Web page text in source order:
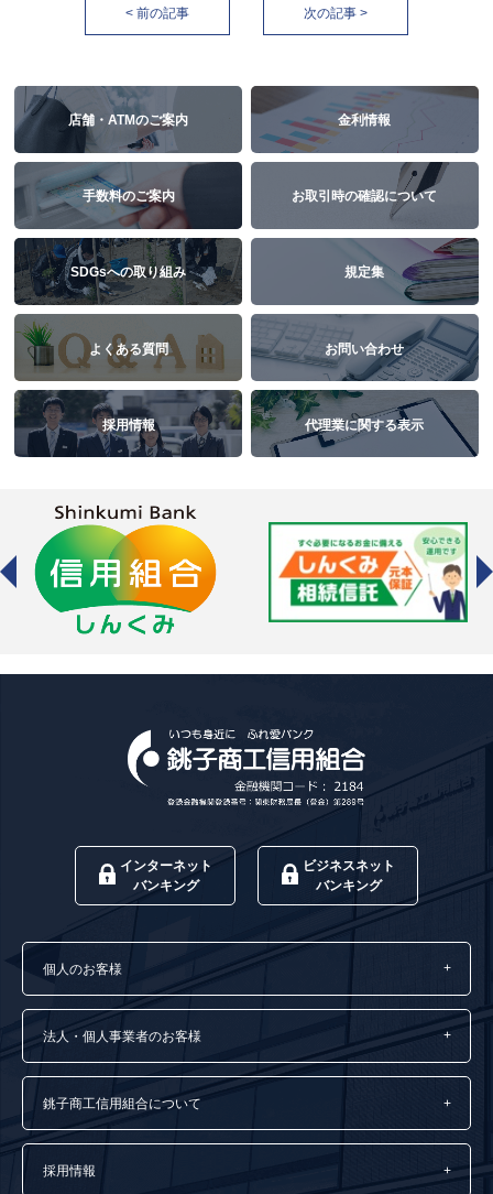
< 前の記事 次の記事 >
店舗・ATMのご案内 金利情報
手数料のご案内 お取引時の確認について
SDGsへの取り組み 規定集
よくある質問 お問い合わせ
採用情報 代理業に関する表示
インターネット
バンキング
ビジネスネット
バンキング
個人のお客様
法人・個人事業者のお客様
銚子商工信用組合について
採用情報